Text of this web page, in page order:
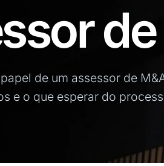
de um assessor de
e o que esperar do